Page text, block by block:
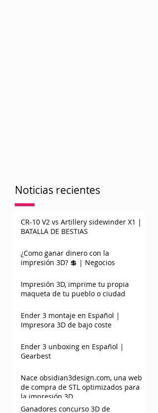
Noticias recientes
CR-10 V2 vs Artillery sidewinder X1 |
BATALLA DE BESTIAS
¿Como ganar dinero con la
impresión 3D? 💲 | Negocios
Impresión 3D, imprime tu propia
maqueta de tu pueblo o ciudad
Ender 3 montaje en Español |
Impresora 3D de bajo coste
Ender 3 unboxing en Español |
Gearbest
Nace obsidian3design.com, una web
de compra de STL optimizados para
la impresión 3D
Ganadores concurso 3D de